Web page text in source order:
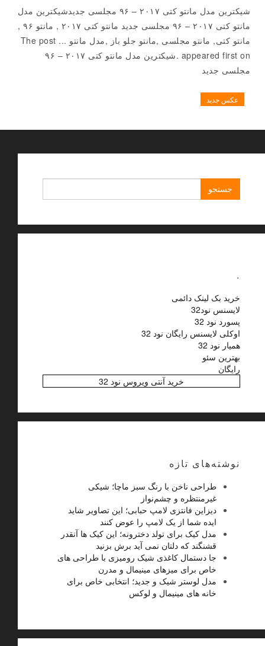
شیکترین مدل مانتو کتی ۲۰۱۷ – ۹۶ مجلسی جدیدشیکترین مدل
مانتو کتی ۲۰۱۷ – ۹۶ مجلسی جدید مانتو کتی ۲۰۱۷ , مانتو ۹۶ ,
مانتو کتی, مانتو مجلسی ,مانتو جلو باز ,مدل مانتو ... The post
appeared first on .شیکترین مدل مانتو کتی ۲۰۱۷ – ۹۶
مجلسی جدید
عکس جدید
برای:
خرید بک لینک دائمی
لایسنس نود32
پسورد نود 32
اوکلی لایسنس رایگان نود 32
همیار نود 32
بهترین سئو
رایگان
خرید آنتی ویروس نود 32
نوشته‌های تازه
طراحی ناخن با رنگ سبز ماچا؛ شیکی
غیرمنتظره و چشم‌نواز
دیزاین فانتزی لامپ حبابی؛ این تصاویر شاید
ایده شما از یک لامپ را عوض کنند
مدل کیک برای تولد دخترونه؛ این کیک ها آنقدر
قشنگند که دلتان نمی آید برش بزنید
جا دستمال کاغذی شیک رومیزی با طراحی های
خاص برای میزهای مینیمال و مدرن
مدل لوستر شیک و جدید؛ انتخابی خاص برای
خانه های مینیمال و لوکس